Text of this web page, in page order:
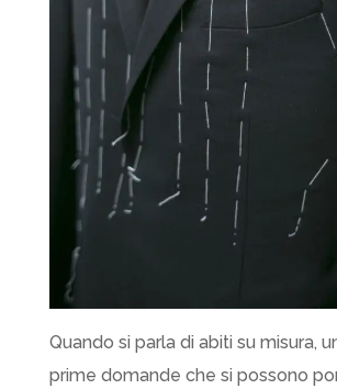
Quando si parla di abiti su misura,
prime domande che si possono